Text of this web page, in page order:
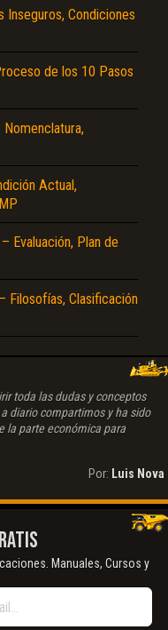
Condiciones
de los 10 Pasos
Nomenclatura,
Actual,
Evaluación, Plan de
Filosofías, Clasificación
toda las dudas y conceptos
diario compartimos y ha sido
la parte económica para
Por: Luis Nova
Manuales, Cursos y